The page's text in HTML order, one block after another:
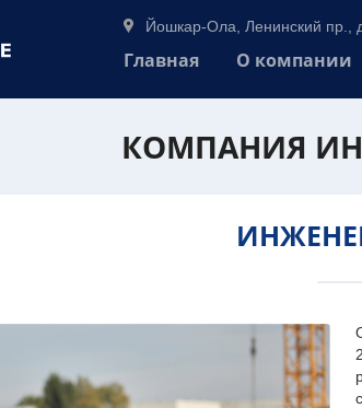
Йошкар-Ола, Ленинский пр.,
Главная О компании
КОМПАНИЯ